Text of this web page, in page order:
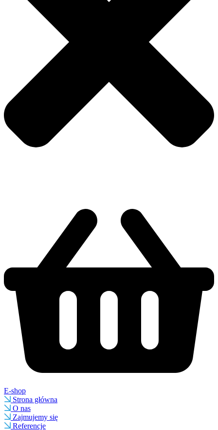
E-shop
Strona główna
O nas
Zajmujemy się
Referencje